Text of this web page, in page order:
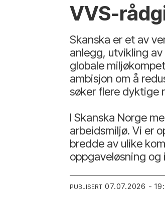
VVS-
Skanska er et av
anlegg, utvikling
globale
ambisjon om å
søker flere dyktige
I Skanska Norge
arbeidsmiljø. Vi er
bredde av ulike
oppgaveløsning
PUBLISERT 07.07.2026 -